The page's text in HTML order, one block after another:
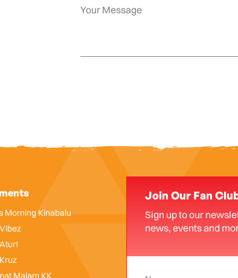
Morning Kinabalu
Malam KK
Join Our Fan
Sign up to our
news, events and